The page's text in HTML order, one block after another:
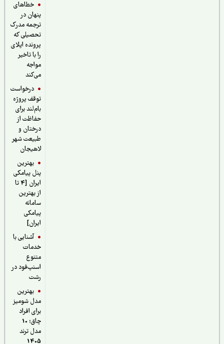
خطاهای
پنهان در
ترجمه مدرک
تحصیلی که
پرونده اپلای
را با تاخیر
درخواست
توقف پروژه
بام‌لند برای
حفاظت از
درختان و
طبیعت شهر
لاهیجان
بهترین
پنل پیامکی
ایران [4 تا
از بهترین
سامانه
پیامکی
آشنایی با
خدمات
اسنپ‌فود در
بهترین
مدل شومیز
برای افراد
چاق؛ 10
مدل ترند